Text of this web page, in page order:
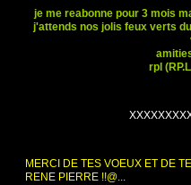
je me reabonne pour 3 mois
j'attends nos jolis feux verts
rpl
MERCI DE TES VOEUX ET DE
RENE PIERRE !!@...